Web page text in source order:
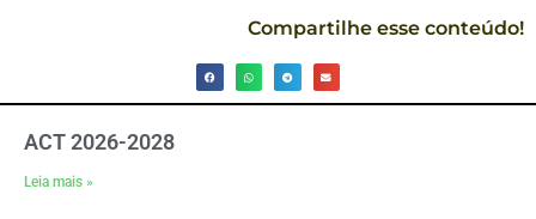
Compartilhe esse conteúdo!
ACT 2026-2028
Leia mais »